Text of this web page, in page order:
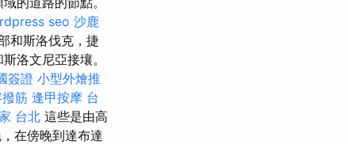
seo 沙鹿
和斯洛伐克，捷
洛文尼亞接壤。
簽證 小型外燴推
筋 逢甲按摩 台
台北 這些是由高
在傍晚到達布達